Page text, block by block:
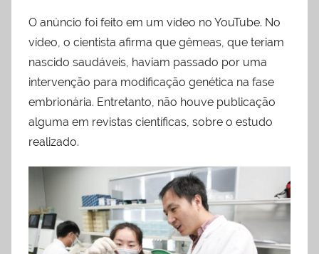
O anúncio foi feito em um vídeo no YouTube. No
vídeo, o cientista afirma que gêmeas, que teriam
nascido saudáveis, haviam passado por uma
intervenção para modificação genética na fase
embrionária. Entretanto, não houve publicação
alguma em revistas científicas, sobre o estudo
realizado.